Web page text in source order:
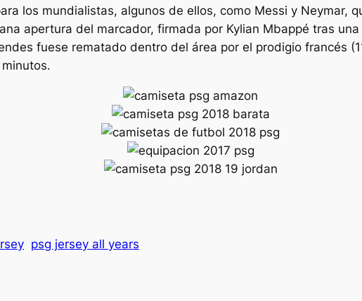
los mundialistas, algunos de ellos, como Messi y Neymar,
apertura del marcador, firmada por Kylian Mbappé tras
fuese rematado dentro del área por el prodigio francés
psg jersey all years